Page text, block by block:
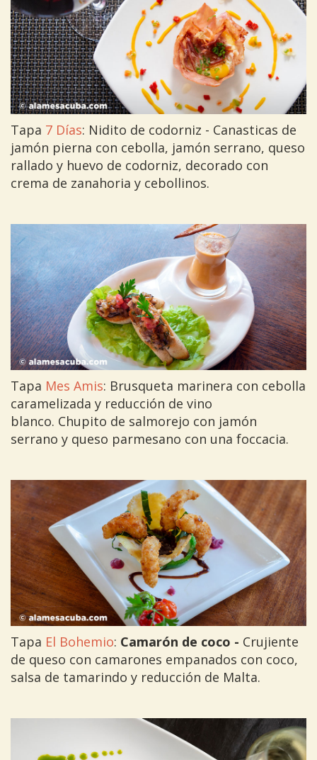
Tapa 7 Días: Nidito de codorniz - Canasticas de
jamón pierna con cebolla, jamón serrano, queso
rallado y huevo de codorniz, decorado con
crema de zanahoria y cebollinos.
Tapa Mes Amis: Brusqueta marinera con cebolla
caramelizada y reducción de vino
blanco. Chupito de salmorejo con jamón
serrano y queso parmesano con una foccacia.
Tapa El Bohemio: Camarón de coco - Crujiente
de queso con camarones empanados con coco,
salsa de tamarindo y reducción de Malta.